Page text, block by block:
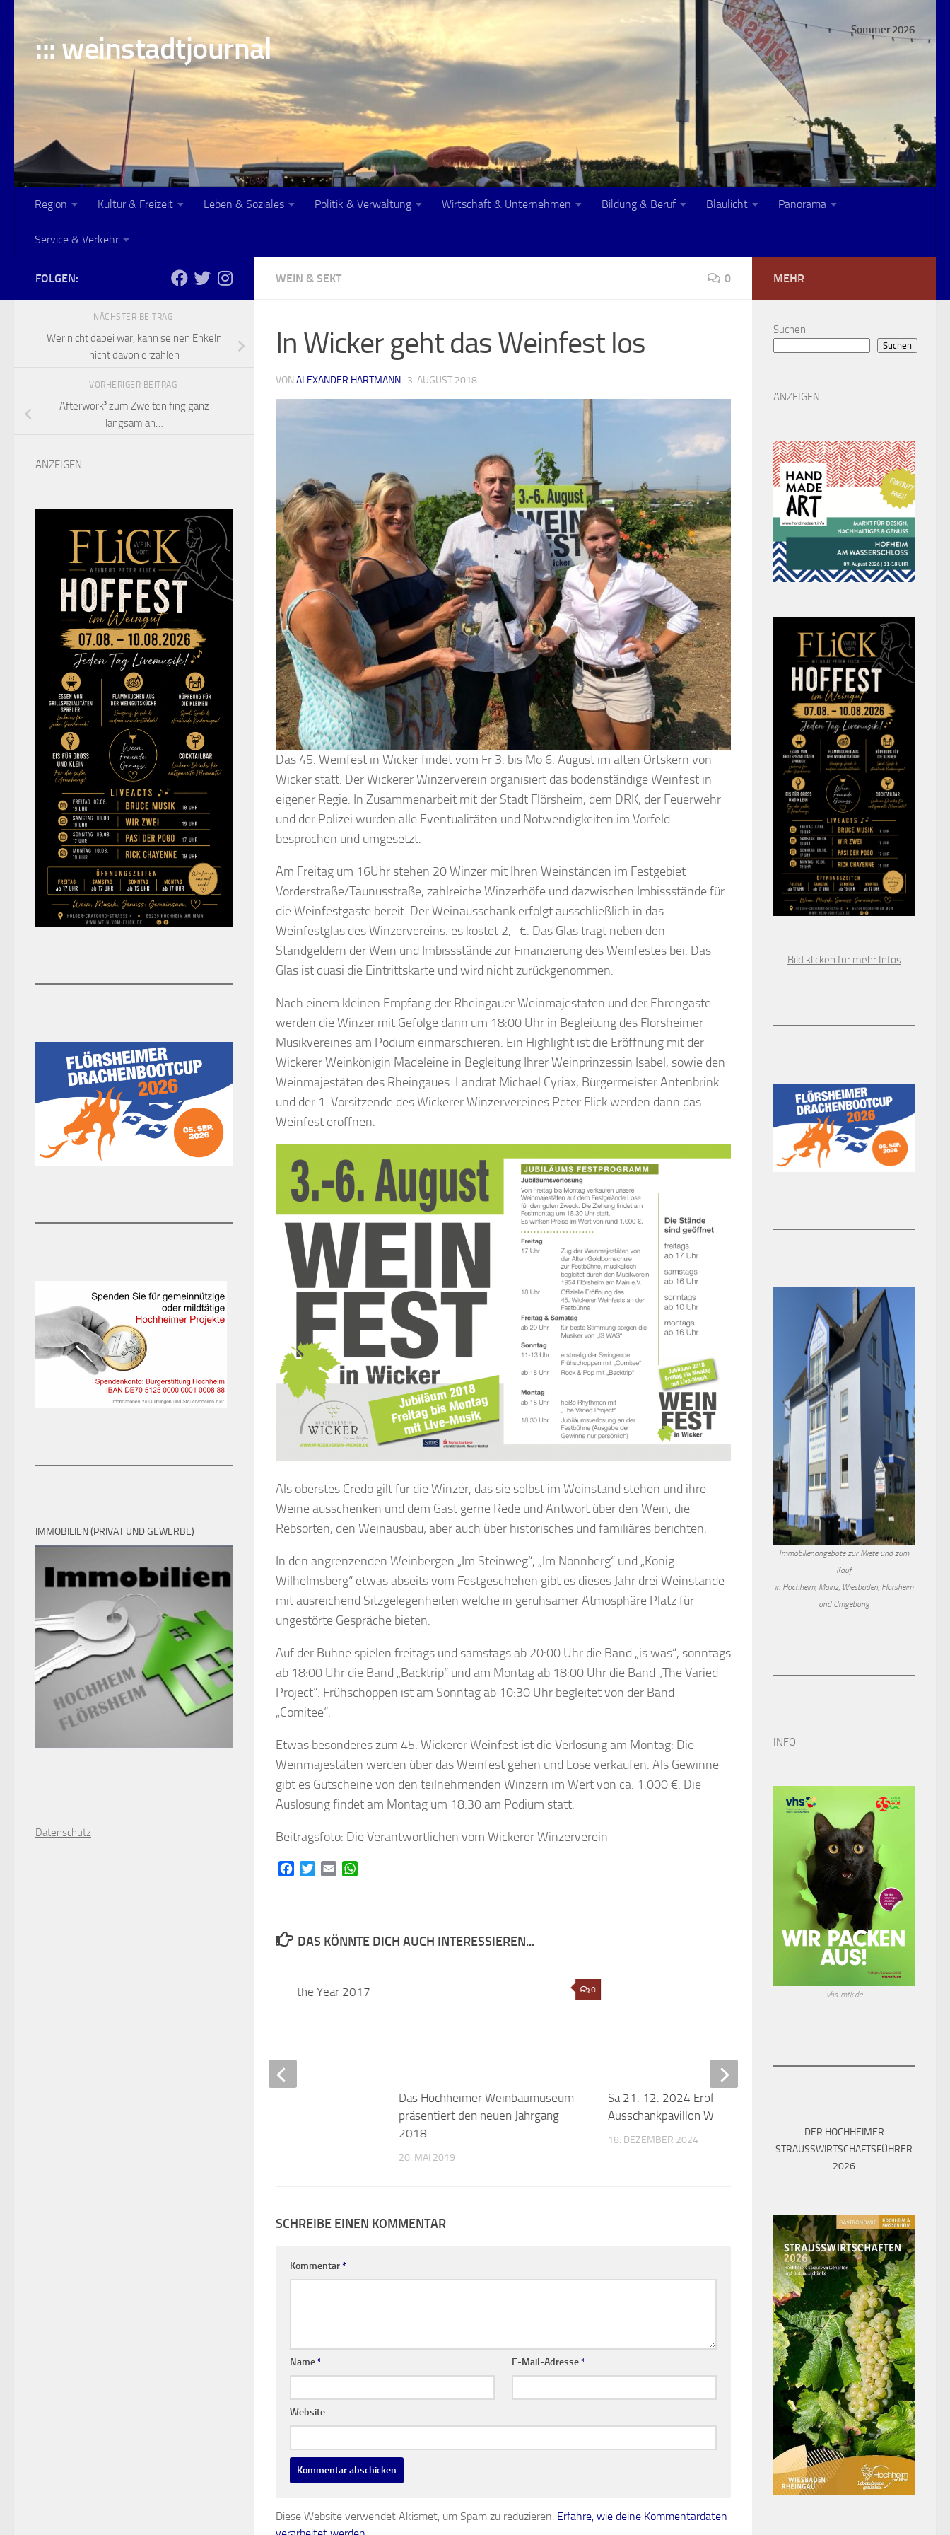
Skip to content
::: weinstadtjournal
Sommer 2026
Region Kultur & Freizeit Leben & Soziales Politik & Verwaltung Wirtschaft & Unternehmen Bildung & Beruf Blaulicht Panorama
Service & Verkehr
WEIN & SEKT 0
In Wicker geht das Weinfest los
VON ALEXANDER HARTMANN · 3. AUGUST 2018
Das 45. Weinfest in Wicker findet vom Fr 3. bis Mo 6. August im alten Ortskern von
Wicker statt. Der Wickerer Winzerverein organisiert das bodenständige Weinfest in
eigener Regie. In Zusammenarbeit mit der Stadt Flörsheim, dem DRK, der Feuerwehr
und der Polizei wurden alle Eventualitäten und Notwendigkeiten im Vorfeld
besprochen und umgesetzt.
Am Freitag um 16Uhr stehen 20 Winzer mit Ihren Weinständen im Festgebiet
Vorderstraße/Taunusstraße, zahlreiche Winzerhöfe und dazwischen Imbissstände für
die Weinfestgäste bereit. Der Weinausschank erfolgt ausschließlich in das
Weinfestglas des Winzervereins. es kostet 2,- €. Das Glas trägt neben den
Standgeldern der Wein und Imbissstände zur Finanzierung des Weinfestes bei. Das
Glas ist quasi die Eintrittskarte und wird nicht zurückgenommen.
Nach einem kleinen Empfang der Rheingauer Weinmajestäten und der Ehrengäste
werden die Winzer mit Gefolge dann um 18:00 Uhr in Begleitung des Flörsheimer
Musikvereines am Podium einmarschieren. Ein Highlight ist die Eröffnung mit der
Wickerer Weinkönigin Madeleine in Begleitung Ihrer Weinprinzessin Isabel, sowie den
Weinmajestäten des Rheingaues. Landrat Michael Cyriax, Bürgermeister Antenbrink
und der 1. Vorsitzende des Wickerer Winzervereines Peter Flick werden dann das
Weinfest eröffnen.
Als oberstes Credo gilt für die Winzer, das sie selbst im Weinstand stehen und ihre
Weine ausschenken und dem Gast gerne Rede und Antwort über den Wein, die
Rebsorten, den Weinausbau; aber auch über historisches und familiäres berichten.
In den angrenzenden Weinbergen „Im Steinweg“, „Im Nonnberg“ und „König
Wilhelmsberg“ etwas abseits vom Festgeschehen gibt es dieses Jahr drei Weinstände
mit ausreichend Sitzgelegenheiten welche in geruhsamer Atmosphäre Platz für
ungestörte Gespräche bieten.
Auf der Bühne spielen freitags und samstags ab 20:00 Uhr die Band „is was“, sonntags
ab 18:00 Uhr die Band „Backtrip“ und am Montag ab 18:00 Uhr die Band „The Varied
Project“. Frühschoppen ist am Sonntag ab 10:30 Uhr begleitet von der Band
„Comitee“.
Etwas besonderes zum 45. Wickerer Weinfest ist die Verlosung am Montag: Die
Weinmajestäten werden über das Weinfest gehen und Lose verkaufen. Als Gewinne
gibt es Gutscheine von den teilnehmenden Winzern im Wert von ca. 1.000 €. Die
Auslosung findet am Montag um 18:30 am Podium statt.
Beitragsfoto: Die Verantwortlichen vom Wickerer Winzerverein
FacebookTwitterEmail
DAS KÖNNTE DICH AUCH INTERESSIEREN...
0
Das Hochheimer Weinbaumuseum
0
White Winemaker of the Year 2017
verarbeitet werden.
FOLGEN:
NÄCHSTER BEITRAG
Wer nicht dabei war, kann seinen Enkeln
nicht davon erzählen
VORHERIGER BEITRAG
Afterwork³ zum Zweiten fing ganz
langsam an…
ANZEIGEN
IMMOBILIEN (PRIVAT UND GEWERBE)
Datenschutz
MEHR
Suchen
Suchen
ANZEIGEN
Bild klicken für mehr Infos
Immobilienangebote zur Miete und zum
Kauf
in Hochheim, Mainz, Wiesbaden, Flörsheim
und Umgebung
INFO
vhs-mtk.de
DER HOCHHEIMER
STRAUSSWIRTSCHAFTSFÜHRER 2
026